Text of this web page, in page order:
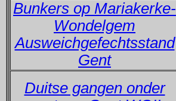
Bunkers op Mariakerke-
Wondelgem
Ausweichgefechtsstand
Gent
Duitse gangen onder